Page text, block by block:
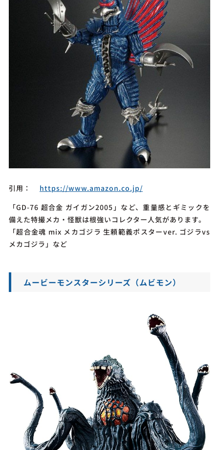
引用：
https://www.amazon.co.jp/
「GD-76 超合金 ガイガン2005」など、重量感とギミックを
備えた特撮メカ・怪獣は根強いコレクター人気があります。
「超合金魂 mix メカゴジラ 生頼範義ポスターver. ゴジラvs
メカゴジラ」など
ムービーモンスターシリーズ（ムビモン）